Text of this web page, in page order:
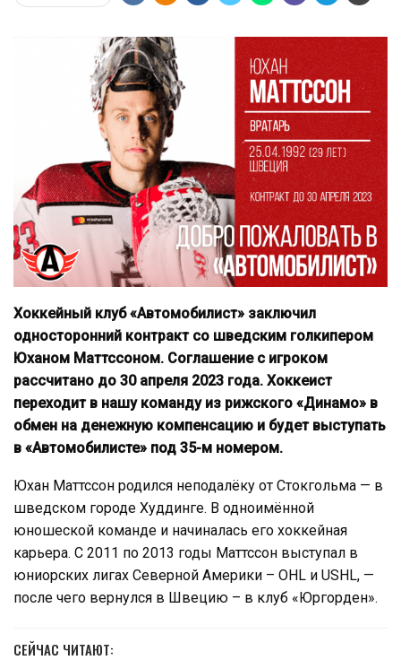
Хоккейный клуб «Автомобилист» заключил
односторонний контракт со шведским голкипером
Юханом Маттссоном. Соглашение с игроком
рассчитано до 30 апреля 2023 года. Хоккеист
переходит в нашу команду из рижского «Динамо» в
обмен на денежную компенсацию и будет выступать
в «Автомобилисте» под 35-м номером.
Юхан Маттссон родился неподалёку от Стокгольма — в
шведском городе Худдинге. В одноимённой
юношеской команде и начиналась его хоккейная
карьера. С 2011 по 2013 годы Маттссон выступал в
юниорских лигах Северной Америки – OHL и USHL, —
после чего вернулся в Швецию – в клуб «Юргорден».
СЕЙЧАС ЧИТАЮТ: